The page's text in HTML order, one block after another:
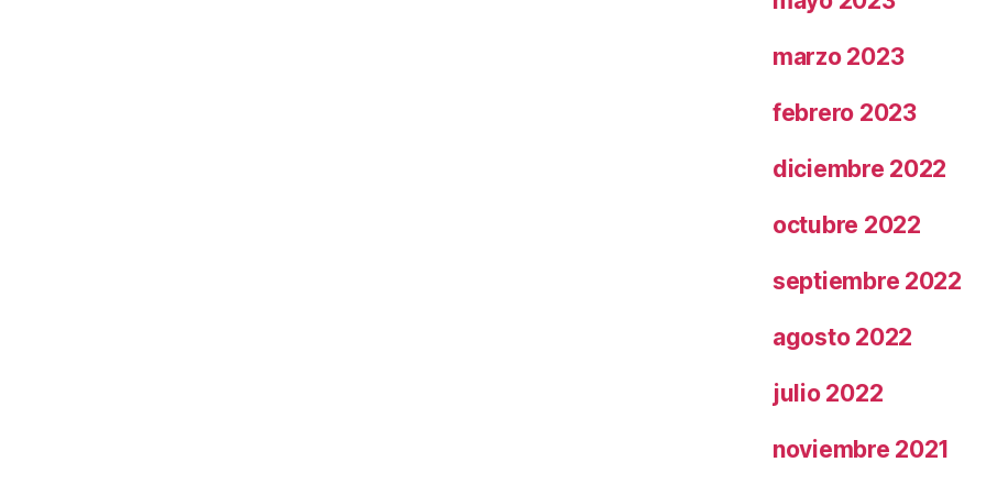
marzo 2023
febrero 2023
diciembre 2022
octubre 2022
septiembre 2022
agosto 2022
julio 2022
noviembre 2021